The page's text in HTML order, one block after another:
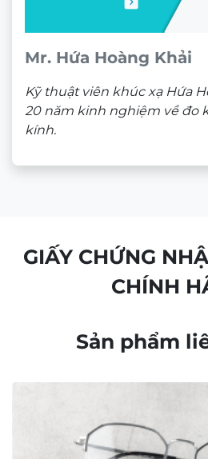
Mr. Hứa Hoàng Khải
Kỹ thuật viên khúc xạ Hứa
20 năm kinh nghiệm về đo
kính.
GIẤY CHỨNG
CHÍNH
Sản phẩm